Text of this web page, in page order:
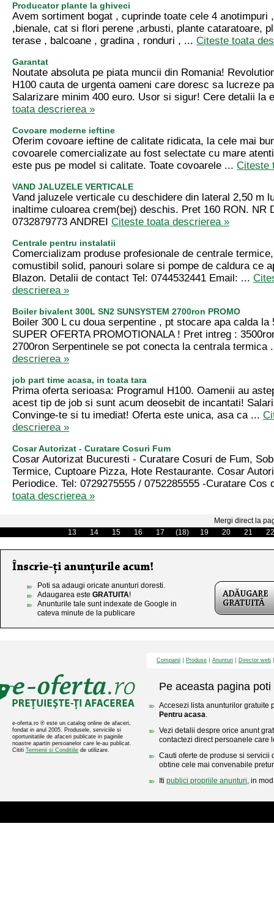
Producator plante la ghiveci
Avem sortiment bogat , cuprinde toate cele 4 anotimpuri
,bienale, cat si flori perene ,arbusti, plante cataratoare,
terase , balcoane , gradina , ronduri , ... Citeste toata
Garantat
Noutate absoluta pe piata muncii din Romania!
H100 cauta de urgenta oameni care doresc sa lucreze
Salarizare minim 400 euro. Usor si sigur! Cere detalii la
toata descrierea »
Covoare moderne ieftine
Oferim covoare ieftine de calitate ridicata, la cele mai
covoarele comercializate au fost selectate cu mare
este pus pe model si calitate. Toate covoarele ... Citeste
VAND JALUZELE VERTICALE
Vand jaluzele verticale cu deschidere din lateral 2,50 m
inaltime culoarea crem(bej) deschis. Pret 160 RON. NR
0732879773 ANDREI Citeste toata descrierea »
Centrale pentru instalatii
Comercializam produse profesionale de centrale
comustibil solid, panouri solare si pompe de caldura ce
Blazon. Detalii de contact Tel: 0744532441 Email: ...
descrierea »
Boiler bivalent 300L SN2 SUNSYSTEM 2700ron PROMO
Boiler 300 L cu doua serpentine , pt stocare apa calda la
SUPER OFERTA PROMOTIONALA ! Pret intreg :
2700ron Serpentinele se pot conecta la centrala termica
descrierea »
job part time acasa, in toata tara
Prima oferta serioasa: Programul H100. Oamenii au
acest tip de job si sunt acum deosebit de incantati!
Convinge-te si tu imediat! Oferta este unica, asa ca ...
descrierea »
Cosar Autorizat - Curatare Cosuri Fum
Cosar Autorizat Bucuresti - Curatare Cosuri de Fum,
Termice, Cuptoare Pizza, Hote Restaurante. Cosar
Periodice. Tel: 0729275555 / 0752285555 -Curatare Cos
toata descrierea »
Mergi direct la
13
14 15 16 17 (18) 19 20 21 22
Poti sa adaugi oricate anunturi doresti.
Adaugarea este GRATUITA!
Anunturile tale sunt indexate de Google in
cateva minute de la publicare
e-oferta.ro ® este un catalog online de afaceri,
fondat in anul 2005. Produsele, serviciile si
oportunitatile de afaceri publicate in paginile
noastre apartin persoanelor care le-au publicat.
Cititi Termenii si Conditiile de utilizare.
Companii Produse Anunturi Director web
Pe aceasta pagina poti
Accesezi lista anunturilor gratuite
Pentru acasa.
Vezi detalii despre orice anunt
contactezi direct persoanele care
Cauti oferte de produse si servicii
obtine cele mai convenabile
Iti publici propriile anunturi, in